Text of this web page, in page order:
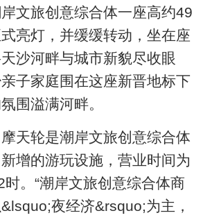
文旅创意综合体一座高约49
亮灯，并缓缓转动，坐在座
沙河畔与城市新貌尽收眼
子家庭围在这座新晋地标下
围溢满河畔。
天轮是潮岸文旅创意综合体
增的游玩设施，营业时间为
。“潮岸文旅创意综合体商
夜经济&rsquo;为主，